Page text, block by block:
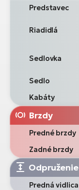
Predstavec
Riadidlá
Sedlovka
Sedlo
Kabáty
Brzdy
Predné brzdy
Zadné brzdy
Odpruženie
Predná vidlica